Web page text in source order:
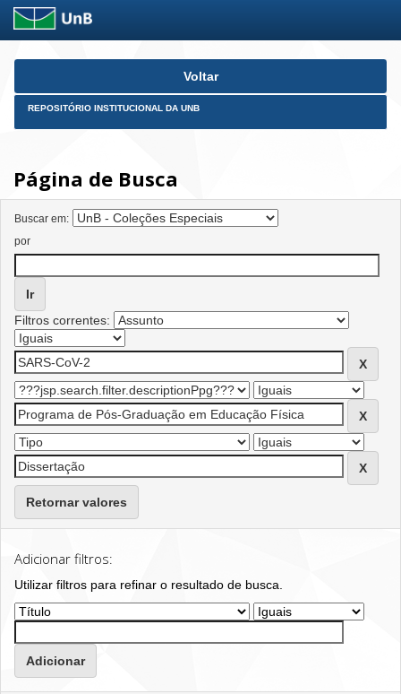
Skip
Voltar
REPOSITÓRIO INSTITUCIONAL DA UNB
Página de Busca
Buscar em:
por
Filtros correntes:
Retornar valores
Adicionar filtros:
Utilizar filtros para refinar o resultado de busca.